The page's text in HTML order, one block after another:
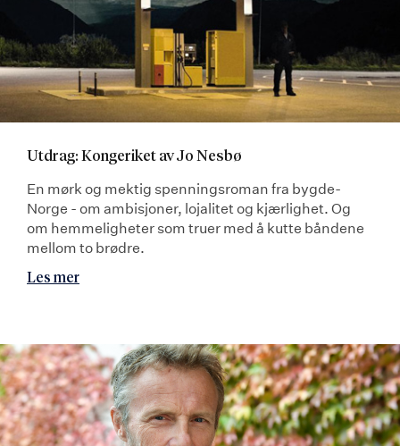
Utdrag: Kongeriket av Jo Nesbø
En mørk og mektig spenningsroman fra bygde-
Norge - om ambisjoner, lojalitet og kjærlighet. Og
om hemmeligheter som truer med å kutte båndene
mellom to brødre.
Les mer